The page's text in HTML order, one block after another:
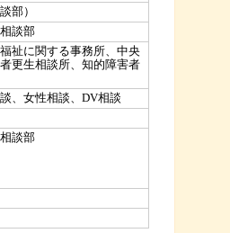
部）
談部
祉に関する事務所、中央
更生相談所、知的障害者
、女性相談、DV相談
談部